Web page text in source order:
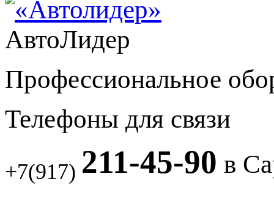
АвтоЛидер
Профессиональное
Телефоны для связи
+7(917) 211-45-90 в